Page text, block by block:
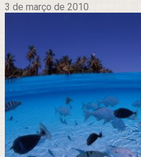
3 de março de 2010